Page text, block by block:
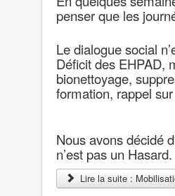
penser que les
Le dialogue social
Déficit des EHPAD,
bionettoyage,
formation, rappel
Nous avons décidé
n’est pas un Hasard.
Lire la suite :